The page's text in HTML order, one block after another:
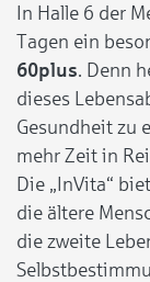
In Halle 6 der
Tagen ein
60plus. Denn
dieses
Gesundheit zu
mehr Zeit in
Die „InVita“
die ältere
die zweite